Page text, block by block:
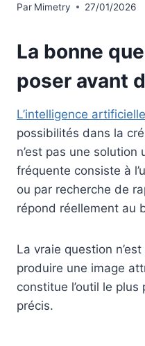
Par Mimetry 27/01/2026
La bonne
poser avant
L’intelligence artificielle
possibilités dans la
n’est pas une solution
fréquente consiste à
ou par recherche de
répond réellement au
La vraie question
produire une image
constitue l’outil le
précis.